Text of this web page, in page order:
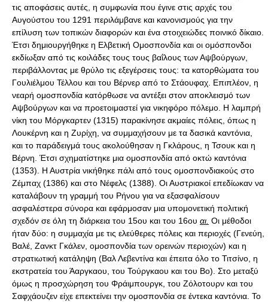
τις αποφάσεις αυτές, η συμφωνία που έγινε στις αρχές του
Αυγούστου του 1291 περιλάμβανε και κανονισμούς για την
επίλυση των τοπικών διαφορών και ένα στοιχειώδες ποινικό δίκαιο.
Έτσι δημιουργήθηκε η Ελβετική Ομοσπονδία και οι ομόσπονδοι
εκδίωξαν από τις κοιλάδες τους τους βαΐλους των Αψβούργων,
περιβάλλοντας με θρύλο τις εξεγέρσεις τους: τα κατορθώματα του
Γουλιέλμου Τέλλου και του Βέρνερ από το Στάουφαχ. Επιπλέον, η
νεαρή ομοσπονδία κατόρθωσε να αντέξει στον αποκλεισμό των
Αψβούργων και να προετοιμαστεί για νικηφόρο πόλεμο. Η λαμπρή
νίκη του Μόργκαρτεν (1315) παρακίνησε ακμαίες πόλεις, όπως η
Λουκέρνη και η Ζυρίχη, να συμμαχήσουν με τα δασικά καντόνια,
και το παράδειγμά τους ακολούθησαν η Γκλάρους, η Τσουκ και η
Βέρνη. Έτσι σχηματίστηκε μια ομοσπονδία από οκτώ καντόνια
(1353). Η Αυστρία νικήθηκε πάλι από τους ομοσπονδιακούς στο
Ζέμπαχ (1386) και στο Νέφελς (1388). Οι Αυστριακοί επεδίωκαν να
καταλάβουν τη γραμμή του Ρήνου για να εξασφαλίσουν
ασφαλέστερα σύνορα και εφάρμοσαν μια υπομονετική πολιτική
σχεδόν σε όλη τη διάρκεια του 15ου και του 16ου αι. Οι μέθοδοι
ήταν δύο: η συμμαχία με τις ελεύθερες πόλεις και περιοχές (Γενεύη,
Βαλέ, Ζανκτ Γκάλεν, ομοσπονδία των ορεινών περιοχών) και η
στρατιωτική κατάληψη (Βαλ Λεβεντίνα και έπειτα όλο το Τιτσίνο, η
εκστρατεία του Άαργκαου, του Τούργκαου και του Βο). Στο μεταξύ
όμως η προσχώρηση του Φράιμπουργκ, του Ζόλοτουρν και του
Σαφχάουζεν είχε επεκτείνει την ομοσπονδία σε έντεκα καντόνια. Το